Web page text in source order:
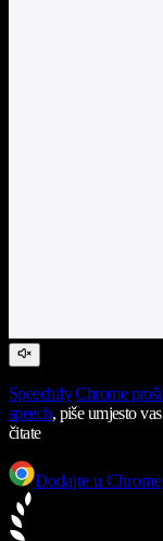
Speechify Chrome
speech, piše umjesto
čitate
Dodajte u Chrome